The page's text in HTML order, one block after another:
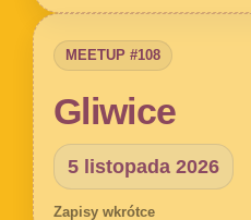
MEETUP #108
Gliwice
5 listopada 2026
Zapisy wkrótce